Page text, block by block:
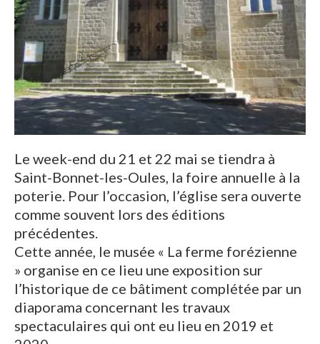
Le week-end du 21 et 22 mai se tiendra à
Saint-Bonnet-les-Oules, la foire annuelle à la
poterie. Pour l’occasion, l’église sera ouverte
comme souvent lors des éditions
précédentes.
Cette année, le musée « La ferme forézienne
» organise en ce lieu une exposition sur
l’historique de ce bâtiment complétée par un
diaporama concernant les travaux
spectaculaires qui ont eu lieu en 2019 et